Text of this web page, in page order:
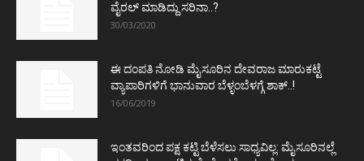
ವೈರಲ್ ಮಾಡಿದ್ದು ಸರಿನಾ..?
30/03/2020
ಈ ದಂಪತಿ ನೋಡಿ ಮೈಸೂರಿನ ದೇವರಾಜ ಮಾರುಕಟ್ಟೆ
ವ್ಯಾಪಾರಿಗಳಿಗೆ ಭಾನುವಾರ ಬೆಳ್ಳಂಬೆಳಗ್ಗೆ ಶಾಕ್..!
16/06/2019
ಇಂತವರಿಂದ ಪಕ್ಷ ಕಟ್ಟಿ ಬೆಳೆಸಲು ಸಾಧ್ಯವಿಲ್ಲ: ಮೈಸೂರಿನಲ್ಲೆ